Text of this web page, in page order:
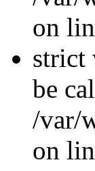
on
strict
be
/var/
on